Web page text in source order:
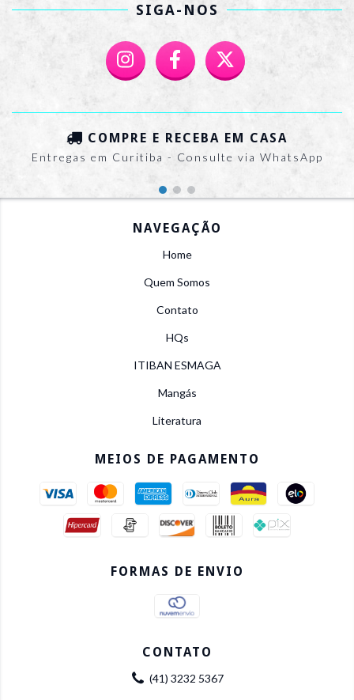
SIGA-NOS
COMPRE E RECEBA EM CASA
Entregas em Curitiba - Consulte via WhatsApp
NAVEGAÇÃO
Home
Quem Somos
Contato
HQs
ITIBAN ESMAGA
Mangás
Literatura
MEIOS DE PAGAMENTO
FORMAS DE ENVIO
CONTATO
(41) 3232 5367